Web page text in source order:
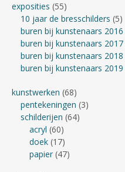
exposities (55)
10 jaar de bresschilders (5)
buren bij kunstenaars 2016
buren bij kunstenaars 2017
buren bij kunstenaars 2018
buren bij kunstenaars 2019
kunstwerken (68)
pentekeningen (3)
schilderijen (64)
acryl (60)
doek (17)
papier (47)